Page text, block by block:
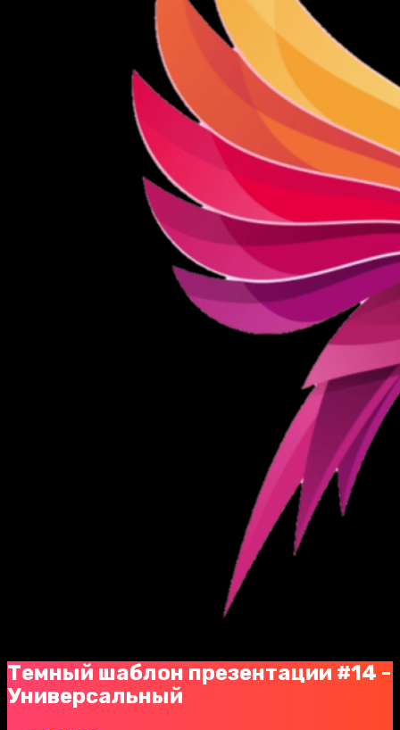
Темный шаблон презентации #14 -
Универсальный